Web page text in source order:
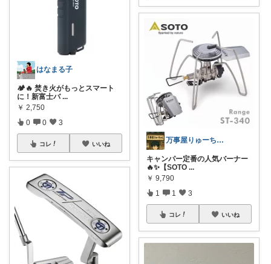
はなまる子
🏕️🔥 焚き火がもっとスマート
に！新富士バ ...
￥ 2,750
0 0 3
コレ いいね 万事屋りゅーちゃん
キャンパー定番の人気バーナー
🔥✨【SOTO ...
￥ 9,790
1 1 3
コレ いいね